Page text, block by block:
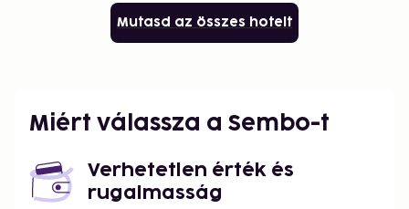
Mutasd az összes hotelt
Miért válassza a Sembo-t
Verhetetlen érték és
rugalmasság